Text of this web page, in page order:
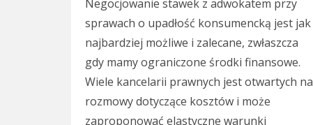
Negocjowanie stawek z adwokatem przy
sprawach o upadłość konsumencką jest jak
najbardziej możliwe i zalecane, zwłaszcza
gdy mamy ograniczone środki finansowe.
Wiele kancelarii prawnych jest otwartych na
rozmowy dotyczące kosztów i może
zaproponować elastyczne warunki